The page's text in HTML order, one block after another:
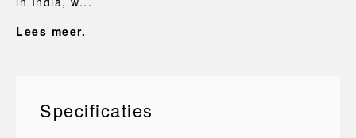
Lees meer.
Specificaties